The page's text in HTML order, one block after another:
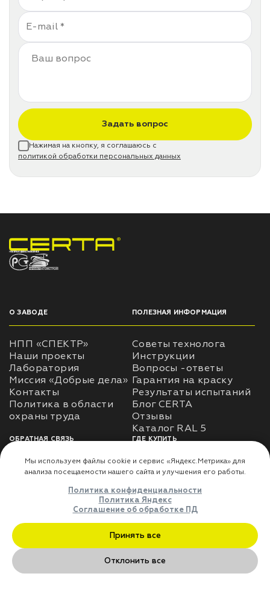
Задать вопрос
Нажимая на кнопку, я соглашаюсь с
политикой обработки персональных данных
НПП «СПЕКТР» ЗАВОД ЛАКОКРАСОЧНЫХ МАТЕРИАЛОВ
О ЗАВОДЕ
НПП «СПЕКТР»
Наши проекты
Лаборатория
Миссия «Добрые дела»
Контакты
Политика в области
ПОЛЕЗНАЯ ИНФОРМАЦИЯ
Советы технолога
Инструкции
Вопросы -ответы
Гарантия на краску
Результаты испытаний
Блог CERTA
Отзывы
Каталог RAL 5
ОБРАТНАЯ СВЯЗЬ
Использование
использования личных
Оферта
ГДЕ КУПИТЬ
Доставка
Где купить
ДЛЯ ПАРТНЁРОВ
Преимущества